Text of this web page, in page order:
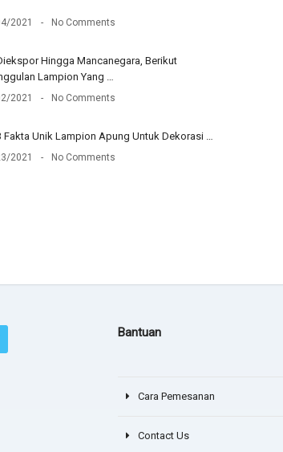
2021 No Comments
Hingga Mancanegara, Berikut
Lampion Yang …
2021 No Comments
Fakta Unik Lampion Apung Untuk Dekorasi …
2021 No Comments
tertarik dan tanya - tanya tentang
- Desna Sidoarjo
Bantuan
Cara Pemesanan
Contact Us